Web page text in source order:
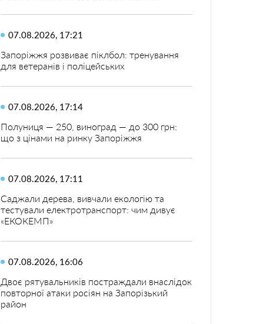
07.08.2026, 17:21
Запоріжжя розвиває піклбол: тренування
для ветеранів і поліцейських
07.08.2026, 17:14
Полуниця — 250, виноград — до 300 грн:
що з цінами на ринку Запоріжжя
07.08.2026, 17:11
Саджали дерева, вивчали екологію та
тестували електротранспорт: чим дивує
«ЕКОКЕМП»
07.08.2026, 16:06
Двоє рятувальників постраждали внаслідок
повторної атаки росіян на Запорізький
район